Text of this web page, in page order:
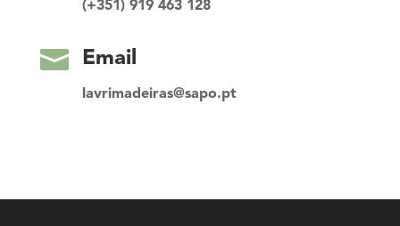
(+351) 919 463 128
 Email
lavrimadeiras@sapo.pt